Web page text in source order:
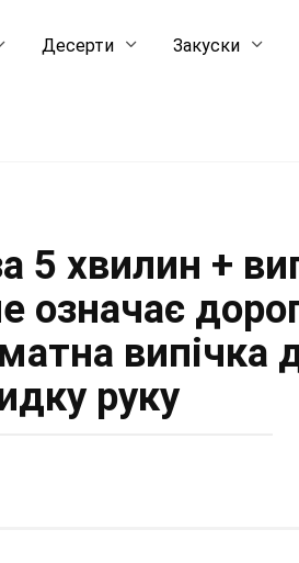
Десерти Закуски
5 хвилин +
означає
випічка
руку